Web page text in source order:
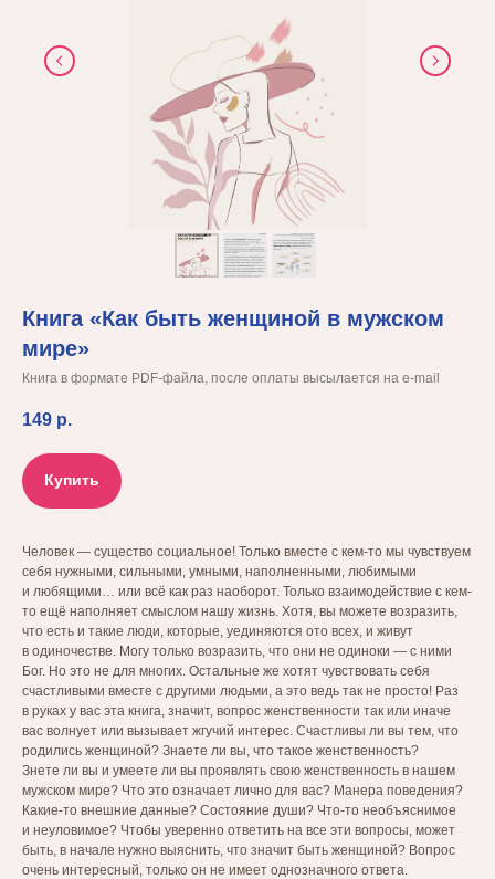
Книга «Как быть женщиной в мужском
мире»
Книга в формате PDF-файла, после оплаты высылается на e-mail
149 р.
Купить
Человек — существо социальное! Только вместе с кем-то мы чувствуем
себя нужными, сильными, умными, наполненными, любимыми
и любящими… или всё как раз наоборот. Только взаимодействие с кем-
то ещё наполняет смыслом нашу жизнь. Хотя, вы можете возразить,
что есть и такие люди, которые, уединяются ото всех, и живут
в одиночестве. Могу только возразить, что они не одиноки — с ними
Бог. Но это не для многих. Остальные же хотят чувствовать себя
счастливыми вместе с другими людьми, а это ведь так не просто! Раз
в руках у вас эта книга, значит, вопрос женственности так или иначе
вас волнует или вызывает жгучий интерес. Счастливы ли вы тем, что
родились женщиной? Знаете ли вы, что такое женственность?
Знете ли вы и умеете ли вы проявлять свою женственность в нашем
мужском мире? Что это означает лично для вас? Манера поведения?
Какие-то внешние данные? Состояние души? Что-то необъяснимое
и неуловимое? Чтобы уверенно ответить на все эти вопросы, может
быть, в начале нужно выяснить, что значит быть женщиной? Вопрос
очень интересный, только он не имеет однозначного ответа.